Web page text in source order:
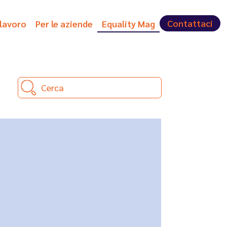
Per le aziende Equality Mag Contattaci
Cerca